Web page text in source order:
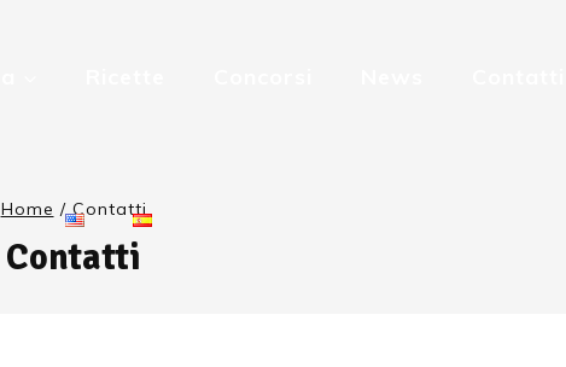
Home / Contatti
Contatti